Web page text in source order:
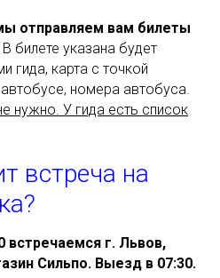
отправляем вам билеты
В билете указана будет
гида, карта с точкой
номера автобуса.
нужно. У гида есть список
встреча на
встречаемся г. Львов,
Сильпо. Выезд в 07:30.